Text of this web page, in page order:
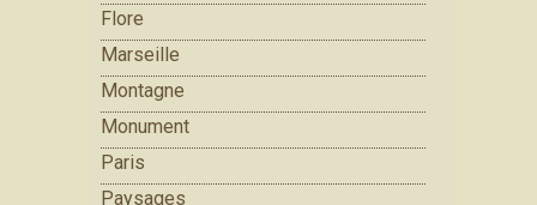
Flore
Marseille
Montagne
Monument
Paris
Paysages